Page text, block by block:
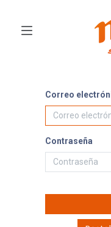
Correo
Contraseña